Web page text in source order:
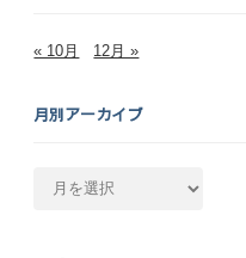
« 10月 12月 »
月別アーカイブ